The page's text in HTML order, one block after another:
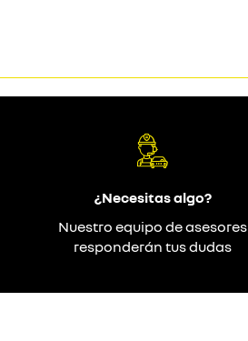
¿Necesitas algo?
Nuestro equipo de asesores
responderán tus dudas